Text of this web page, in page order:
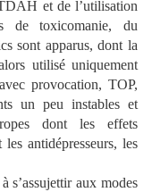
et de l’utilisation
de toxicomanie, du
sont apparus, dont la
utilisé uniquement
provocation, TOP,
un peu instables et
dont les effets
antidépresseurs, les
s’assujettir aux modes